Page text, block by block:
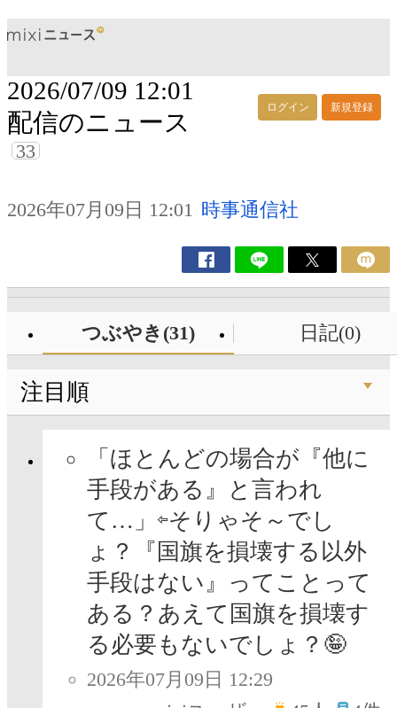
ログイン 新規登録
2026/07/09 12:01
配信のニュース
33
2026年07月09日 12:01 時事通信社
つぶやき(31) 日記(0)
注目順
「ほとんどの場合が『他に
手段がある』と言われ
て…」⇦そりゃそ～でし
ょ？『国旗を損壊する以外
手段はない』ってことって
ある？あえて国旗を損壊す
る必要もないでしょ？🤪
2026年07月09日 12:29